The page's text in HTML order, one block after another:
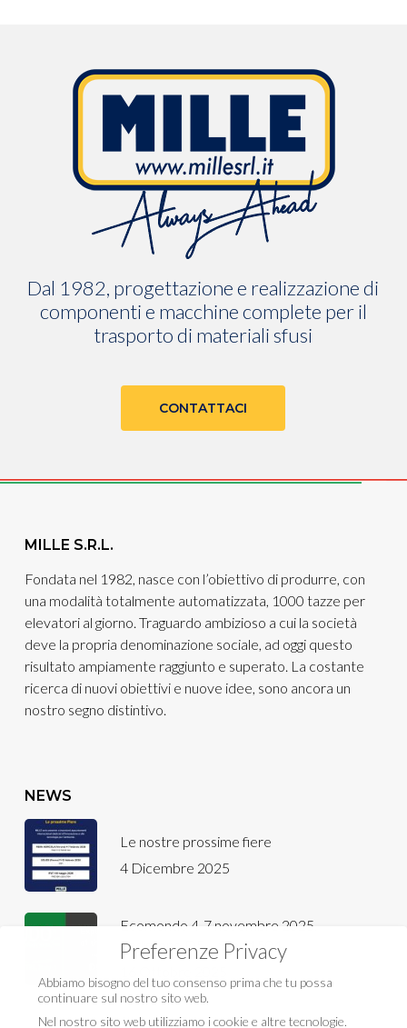
Dal 1982, progettazione e realizzazione di
componenti e macchine complete per il
trasporto di materiali sfusi
CONTATTACI
MILLE S.R.L.
Fondata nel 1982, nasce con l’obiettivo di produrre, con
una modalità totalmente automatizzata, 1000 tazze per
elevatori al giorno. Traguardo ambizioso a cui la società
deve la propria denominazione sociale, ad oggi questo
risultato ampiamente raggiunto e superato. La costante
ricerca di nuovi obiettivi e nuove idee, sono ancora un
nostro segno distintivo.
NEWS
Le nostre prossime fiere
4 Dicembre 2025
Ecomondo 4-7 novembre 2025,
padiglione D5 – Stand 504
Preferenze Privacy
Abbiamo bisogno del tuo consenso prima che tu possa
continuare sul nostro sito web.
Nel nostro sito web utilizziamo i cookie e altre tecnologie.